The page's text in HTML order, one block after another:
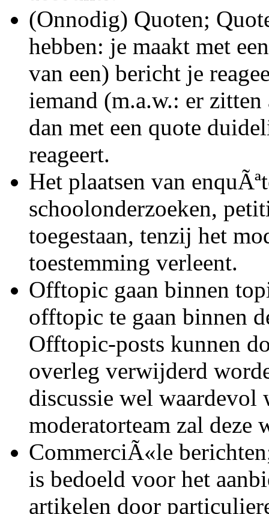
(Onnodig) Quoten;
hebben: je maakt met
van een) bericht je
iemand (m.a.w.: er zitten
dan met een quote
reageert.
Het plaatsen van
schoolonderzoeken,
toegestaan, tenzij het
toestemming verleent.
Offtopic gaan binnen
offtopic te gaan binnen
Offtopic-posts kunnen
overleg verwijderd
discussie wel waardevol
moderatorteam zal deze
CommerciÃ«le
is bedoeld voor het
artikelen door